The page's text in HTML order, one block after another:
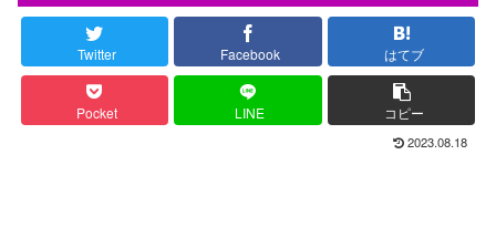
Twitter Facebook はてブ
Pocket LINE コピー
2023.08.18